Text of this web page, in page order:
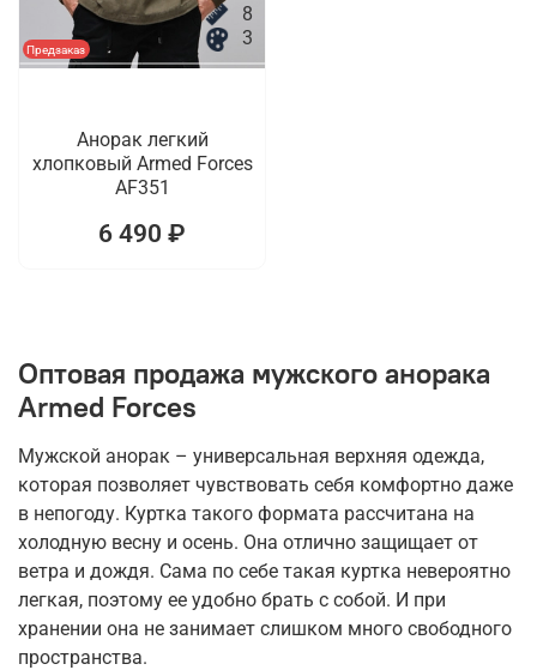
Предзаказ
8
3
Анорак легкий
хлопковый Armed Forces
AF351
6 490 ₽
Оптовая продажа мужского анорака
Armed Forces
Мужской анорак – универсальная верхняя одежда,
которая позволяет чувствовать себя комфортно даже
в непогоду. Куртка такого формата рассчитана на
холодную весну и осень. Она отлично защищает от
ветра и дождя. Сама по себе такая куртка невероятно
легкая, поэтому ее удобно брать с собой. И при
хранении она не занимает слишком много свободного
пространства.